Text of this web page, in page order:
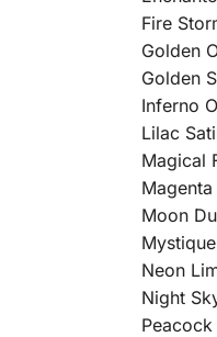
Fire
Golden
Golden
Inferno
Lilac
Magical
Moon
Neon
Night